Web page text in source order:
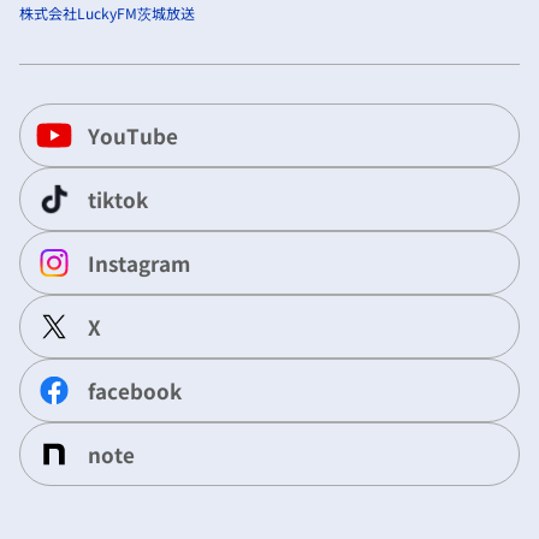
株式会社LuckyFM茨城放送
YouTube
tiktok
Instagram
X
facebook
note